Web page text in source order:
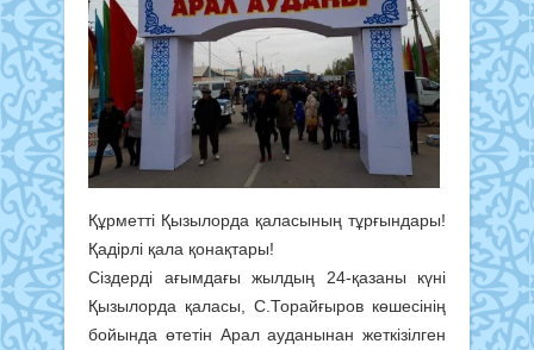
Құрметті Қызылорда қаласының тұрғындары!
Қадірлі қала қонақтары!
Сіздерді ағымдағы жылдың 24-қазаны күні
Қызылорда қаласы, С.Торайғыров көшесінің
бойында өтетін Арал ауданынан жеткізілген